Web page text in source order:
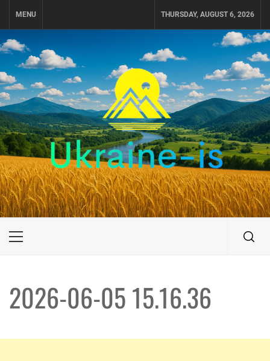
MENU THURSDAY, AUGUST 6, 2026
UKRAINE-IS
ПОДОРОЖI ПО УКРАЇНІ
Primary
2026-06-05 15.16.36